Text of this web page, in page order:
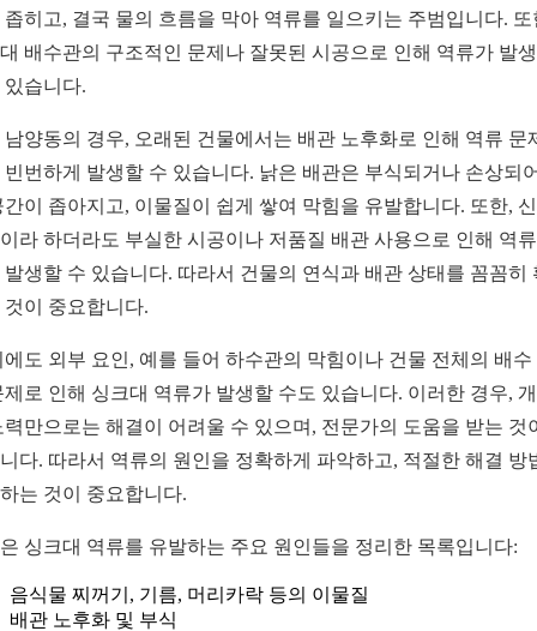
좁히고, 결국 물의 흐름을 막아 역류를 일으키는 주범입니다. 또
배수관의 구조적인 문제나 잘못된 시공으로 인해 역류가 발
있습니다.
남양동의 경우, 오래된 건물에서는 배관 노후화로 인해 역류 문
빈번하게 발생할 수 있습니다. 낡은 배관은 부식되거나 손상되
간이 좁아지고, 이물질이 쉽게 쌓여 막힘을 유발합니다. 또한,
라 하더라도 부실한 시공이나 저품질 배관 사용으로 인해 역
발생할 수 있습니다. 따라서 건물의 연식과 배관 상태를 꼼꼼히
것이 중요합니다.
에도 외부 요인, 예를 들어 하수관의 막힘이나 건물 전체의 배수
제로 인해 싱크대 역류가 발생할 수도 있습니다. 이러한 경우,
력만으로는 해결이 어려울 수 있으며, 전문가의 도움을 받는 것
다. 따라서 역류의 원인을 정확하게 파악하고, 적절한 해결 방
는 것이 중요합니다.
싱크대 역류를 유발하는 주요 원인들을 정리한 목록입니다:
음식물 찌꺼기, 기름, 머리카락 등의 이물질
배관 노후화 및 부식